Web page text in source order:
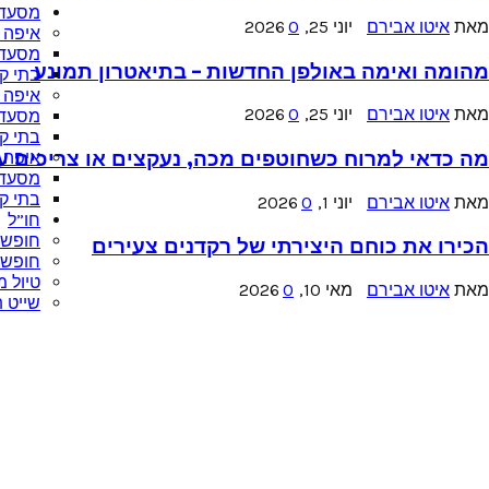
מאת איטו אבירם יוני 25, 2026 0
מהומה ואימה באולפן החדשות – בתיאטרון תמונע
מאת איטו אבירם יוני 25, 2026 0
מה כדאי למרוח כשחוטפים מכה, נעקצים או צריכים
מאת איטו אבירם יוני 1, 2026 0
הכירו את כוחם היצירתי של רקדנים צעירים
מאת איטו אבירם מאי 10, 2026 0
איפה
בתי
איפה
בתי
איפה
בתי
חו”ל
טיול